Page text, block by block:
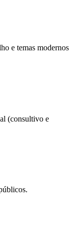
e temas modernos
(consultivo e